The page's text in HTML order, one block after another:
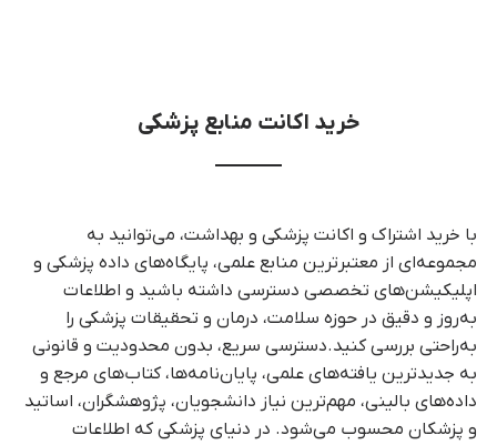
خرید اکانت منابع پزشکی
با خرید اشتراک و اکانت پزشکی و بهداشت، می‌توانید به
مجموعه‌ای از معتبرترین منابع علمی، پایگاه‌های داده پزشکی و
اپلیکیشن‌های تخصصی دسترسی داشته باشید و اطلاعات
به‌روز و دقیق در حوزه سلامت، درمان و تحقیقات پزشکی را
به‌راحتی بررسی کنید.دسترسی سریع، بدون محدودیت و قانونی
به جدیدترین یافته‌های علمی، پایان‌نامه‌ها، کتاب‌های مرجع و
داده‌های بالینی، مهم‌ترین نیاز دانشجویان، پژوهشگران، اساتید
و پزشکان محسوب می‌شود. در دنیای پزشکی که اطلاعات